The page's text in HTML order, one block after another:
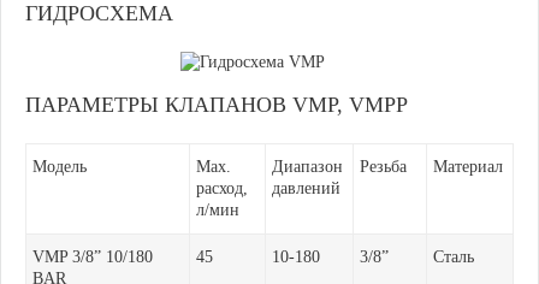
ГИДРОСХЕМА
ПАРАМЕТРЫ КЛАПАНОВ VMP, VMPP
Модель
Max.
расход,
л/мин
Диапазон
давлений
Резьба Материал
VMP 3/8” 10/180
BAR
45 10-180 3/8” Сталь